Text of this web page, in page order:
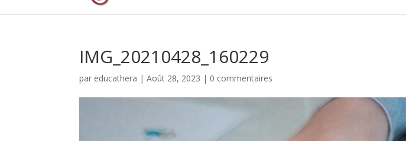
IMG_20210428_160229
par educathera |Août 28, 2023 | 0 commentaires